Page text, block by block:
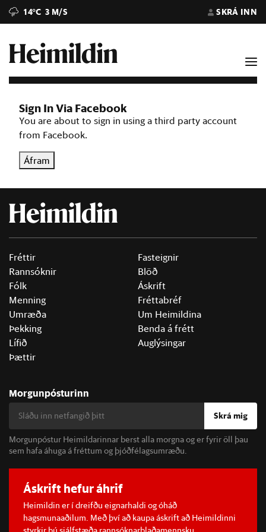
14°C 3 M/S SKRÁ INN
Sign In Via Facebook
You are about to sign in using a third party account
from Facebook.
Áfram
Fréttir
Rannsóknir
Fólk
Menning
Umræða
Þekking
Lífið
Þættir
Fasteignir
Blöð
Áskrift
Fréttabréf
Um Heimildina
Benda á frétt
Auglýsingar
Morgunpósturinn
Skrá mig
Morgunpóstur Heimildarinnar berst alla morgna og er fyrir öll þau
sem hafa áhuga á fréttum og þjóðfélagsumræðu.
Áskrift hefur áhrif
Heimildin er í dreifðu eignarhaldi og óháð
hagsmunaaðilum. Með því að kaupa áskrift að Heimildinni